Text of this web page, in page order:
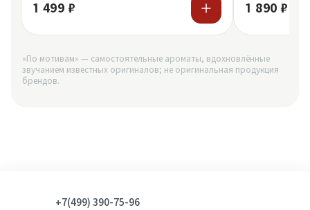
1 499 ₽ 1 890 ₽
«По мотивам» — самостоятельные ароматы, вдохновлённые
звучанием известных оригиналов; не оригинальная продукция
брендов.
+7(499) 390-75-96